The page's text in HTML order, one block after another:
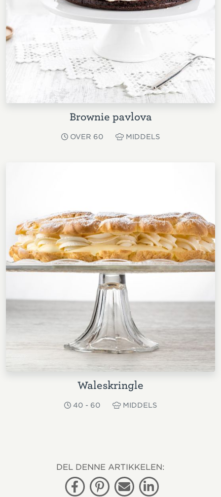
Brownie pavlova
OVER 60 MIDDELS
Waleskringle
40 - 60 MIDDELS
DEL DENNE ARTIKKELEN:
FacebookPinterestE-postLinkedin